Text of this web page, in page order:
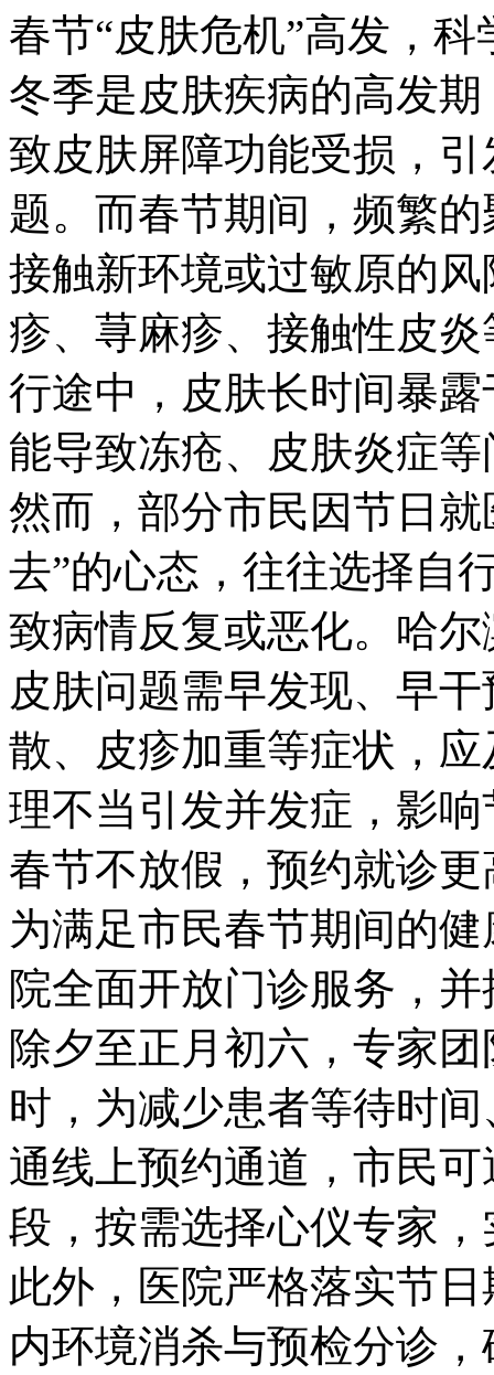
春节“皮肤危机”高发，
冬季是皮肤疾病的高发
致皮肤屏障功能受损，
题。而春节期间，频繁
接触新环境或过敏原的
疹、荨麻疹、接触性皮
行途中，皮肤长时间暴
能导致冻疮、皮肤炎症
然而，部分市民因节日
去”的心态，往往选择自
致病情反复或恶化。哈
皮肤问题需早发现、早
散、皮疹加重等症状，
理不当引发并发症，影
春节不放假，预约就诊更
为满足市民春节期间的
院全面开放门诊服务，
除夕至正月初六，专家
时，为减少患者等待时
通线上预约通道，市民
段，按需选择心仪专家，
此外，医院严格落实节
内环境消杀与预检分诊